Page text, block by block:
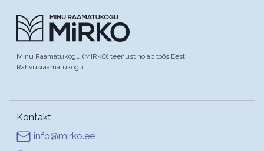
Minu Raamatukogu (MIRKO) teenust hoiab töös Eesti
Rahvusraamatukogu
Kontakt
info@mirko.ee